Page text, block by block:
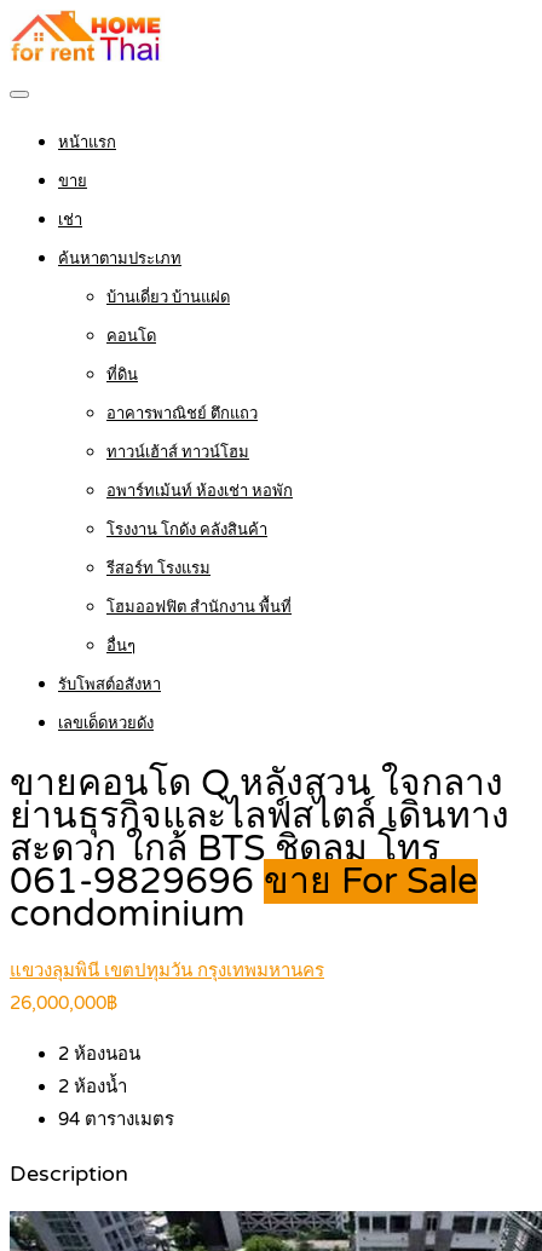
หน้าแรก
ขาย
เช่า
ค้นหาตามประเภท
บ้านเดี่ยว บ้านแฝด
คอนโด
ที่ดิน
อาคารพาณิชย์ ตึกแถว
ทาวน์เฮ้าส์ ทาวน์โฮม
อพาร์ทเม้นท์ ห้องเช่า หอพัก
โรงงาน โกดัง คลังสินค้า
รีสอร์ท โรงแรม
โฮมออฟฟิต สำนักงาน พื้นที่
อื่นๆ
รับโพสต์อสังหา
เลขเด็ดหวยดัง
ขายคอนโด Q หลังสวน ใจกลาง
ย่านธุรกิจและไลฟ์สไตล์ เดินทาง
สะดวก ใกล้ BTS ชิดลม โทร
061-9829696 ขาย For Sale
condominium
แขวงลุมพินี เขตปทุมวัน กรุงเทพมหานคร
26,000,000฿
2 ห้องนอน
2 ห้องน้ำ
94 ตารางเมตร
Description